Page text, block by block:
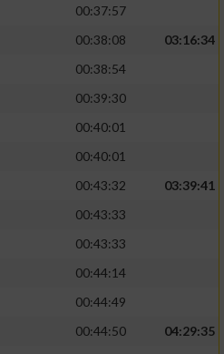
00:37:57
00:38:08
03:16:34
00:38:54
00:39:30
00:40:01
00:40:01
00:43:32
03:39:41
00:43:33
00:43:33
00:44:14
00:44:49
00:44:50
04:29:35